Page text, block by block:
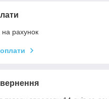
рахунок